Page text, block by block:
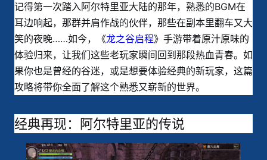
记得第一次踏入阿尔特里亚大陆的那年，熟悉的BGM在
耳边响起，那群并肩作战的伙伴，那些在副本里翻车又大
笑的夜晚……如今，《龙之谷启程》手游带着原汁原味的
体验归来，让我们这些老玩家瞬间回到那段热血青春。如
果你也是曾经的谷迷，或是想要体验经典的新玩家，这篇
攻略将带你全面了解这个熟悉又崭新的世界。
经典再现：阿尔特里亚的传说